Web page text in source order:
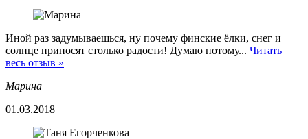
Иной раз задумываешься, ну почему финские ёлки, снег и
солнце приносят столько радости! Думаю потому... Читать
весь отзыв »
Марина
01.03.2018